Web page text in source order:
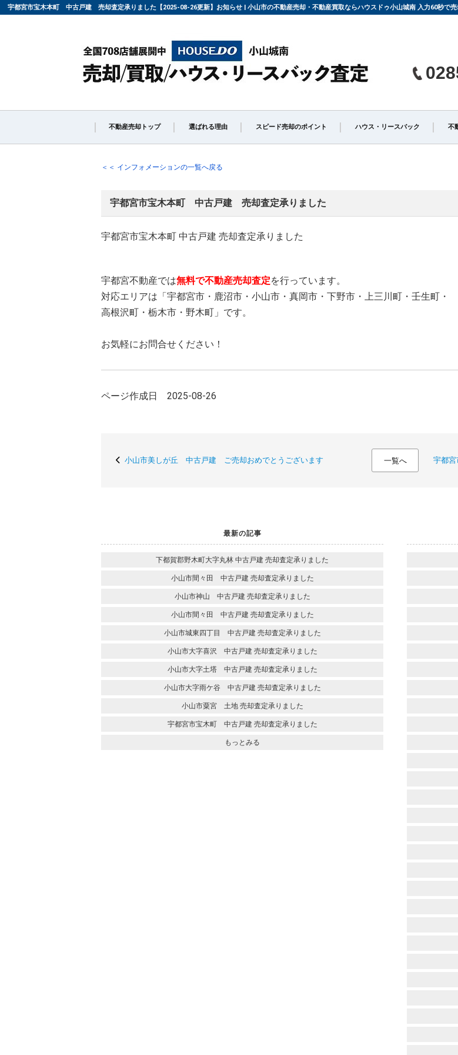
宇都宮市宝木本町 中古戸建 売却査定承りました【2025-08-26更新】お知らせ | 小山市の不動産売却・不動産買取ならハウスドゥ小山城南 入力60秒で売
不動産売却トップ 選ばれる理由 スピード売却のポイント ハウス・リースバック 不
不動産の売却の流れ
よくある質問 仲介手数料について
＜＜ インフォメーションの一覧へ戻る
宇都宮市宝木本町 中古戸建 売却査定承りました
宇都宮市宝木本町 中古戸建 売却査定承りました
宇都宮不動産では無料で不動産売却査定を行っています。
対応エリアは「宇都宮市・鹿沼市・小山市・真岡市・下野市・上三川町・壬生町・
高根沢町・栃木市・野木町」です。
お気軽にお問合せください！
ページ作成日 2025-08-26
小山市美しが丘 中古戸建 ご売却おめでとうございます 一覧へ 宇都
最新の記事
下都賀郡野木町大字丸林 中古戸建 売却査定承りました
小山市間々田 中古戸建 売却査定承りました
小山市神山 中古戸建 売却査定承りました
小山市間々田 中古戸建 売却査定承りました
小山市城東四丁目 中古戸建 売却査定承りました
小山市大字喜沢 中古戸建 売却査定承りました
小山市大字土塔 中古戸建 売却査定承りました
小山市大字雨ケ谷 中古戸建 売却査定承りました
小山市粟宮 土地 売却査定承りました
宇都宮市宝木町 中古戸建 売却査定承りました
もっとみる